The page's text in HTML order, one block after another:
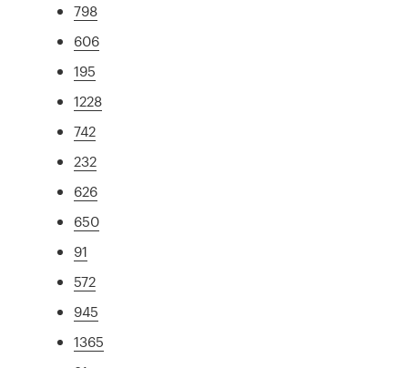
798
606
195
1228
742
232
626
650
91
572
945
1365